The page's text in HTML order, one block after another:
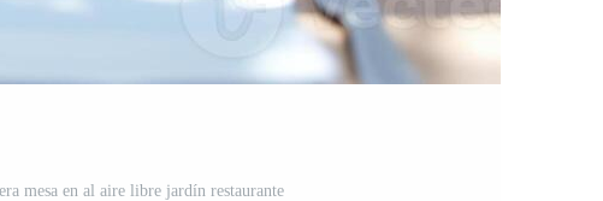
mesa en al aire libre jardín restaurante